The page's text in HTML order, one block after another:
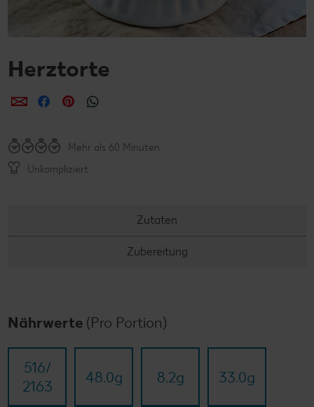
Herztorte
per E-Mail teilen
per Facebook teilen
per Pinterest teilen
Mehr als 60 Minuten
Unkompliziert
Zutaten
Zubereitung
Nährwerte (Pro Portion)
516/​
2163
48.0g 8.2g 33.0g